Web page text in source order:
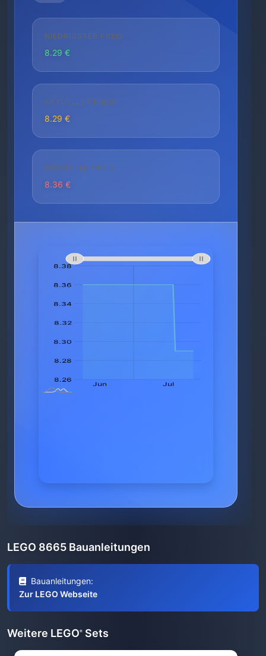
NIEDRIGSTER PREIS
8.29 €
AKTUELLER PREIS
8.29 €
HÖCHSTER PREIS
8.36 €
LEGO 8665 Bauanleitungen
Bauanleitungen:
Zur LEGO Webseite
Weitere LEGO® Sets